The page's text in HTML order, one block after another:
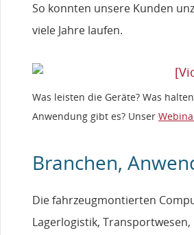
So konnten unsere Kunden
viele Jahre laufen.
Was leisten die Geräte? Was
Anwendung gibt es? Unser
Branchen,
Die fahrzeugmontierten
Lagerlogistik,